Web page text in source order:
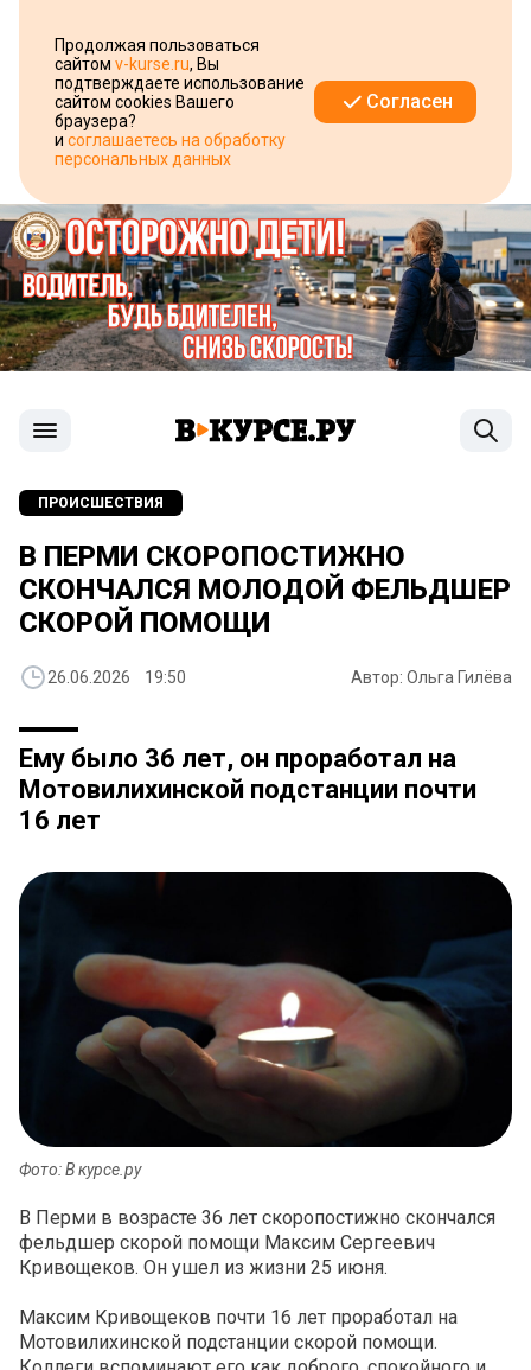
Продолжая пользоваться
сайтом v-kurse.ru, Вы
подтверждаете использование
сайтом cookies Вашего
браузера?
и соглашаетесь на обработку
персональных данных
Согласен
ПРОИСШЕСТВИЯ
В ПЕРМИ СКОРОПОСТИЖНО
СКОНЧАЛСЯ МОЛОДОЙ ФЕЛЬДШЕР
СКОРОЙ ПОМОЩИ
26.06.2026 19:50 Автор: Ольга Гилёва
Ему было 36 лет, он проработал на
Мотовилихинской подстанции почти
16 лет
Фото: В курсе.ру
В Перми в возрасте 36 лет скоропостижно скончался
фельдшер скорой помощи Максим Сергеевич
Кривощеков. Он ушел из жизни 25 июня.
Максим Кривощеков почти 16 лет проработал на
Мотовилихинской подстанции скорой помощи.